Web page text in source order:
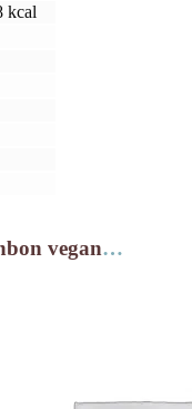
kcal
vegan…